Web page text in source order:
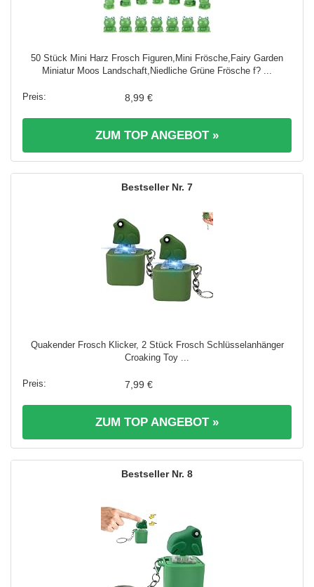
50 Stück Mini Harz Frosch Figuren,Mini Frösche,Fairy Garden
Miniatur Moos Landschaft,Niedliche Grüne Frösche f? ...
8,99 €
ZUM TOP ANGEBOT »
7
Quakender Frosch Klicker, 2 Stück Frosch Schlüsselanhänger
Croaking Toy ...
7,99 €
ZUM TOP ANGEBOT »
8